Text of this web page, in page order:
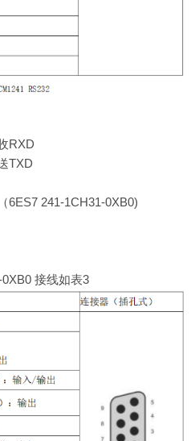
RXD
TXD
6ES7 241-1CH31-0XB0)
接线如表3